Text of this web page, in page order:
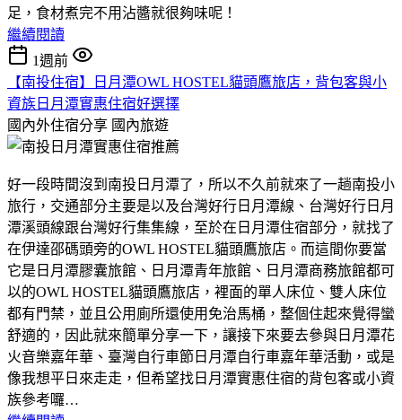
足，食材煮完不用沾醬就很夠味呢！
繼續閱讀
1週前
【南投住宿】日月潭OWL HOSTEL貓頭鷹旅店，背包客與小
資族日月潭實惠住宿好選擇
國內外住宿分享 國內旅遊
好一段時間沒到南投日月潭了，所以不久前就來了一趟南投小
旅行，交通部分主要是以及台灣好行日月潭線、台灣好行日月
潭溪頭線跟台灣好行集集線，至於在日月潭住宿部分，就找了
在伊達邵碼頭旁的OWL HOSTEL貓頭鷹旅店。而這間你要當
它是日月潭膠囊旅館、日月潭青年旅館、日月潭商務旅館都可
以的OWL HOSTEL貓頭鷹旅店，裡面的單人床位、雙人床位
都有門禁，並且公用廁所還使用免治馬桶，整個住起來覺得蠻
舒適的，因此就來簡單分享一下，讓接下來要去參與日月潭花
火音樂嘉年華、臺灣自行車節日月潭自行車嘉年華活動，或是
像我想平日來走走，但希望找日月潭實惠住宿的背包客或小資
族參考囉…